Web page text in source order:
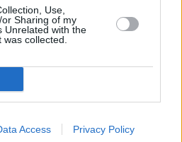
Use,
Sharing of my
Unrelated with the
collected.
Access Privacy Policy
cookies•